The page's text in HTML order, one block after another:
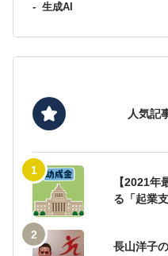
- 生成AI
人気記
【2021
る「起業
長山洋子